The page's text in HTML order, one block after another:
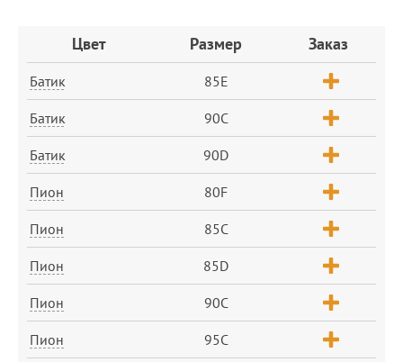
ЗаказЦвет Размер Заказ
Батик 85E
Батик 90C
Батик 90D
Пион 80F
Пион 85C
Пион 85D
Пион 90C
Пион 95C